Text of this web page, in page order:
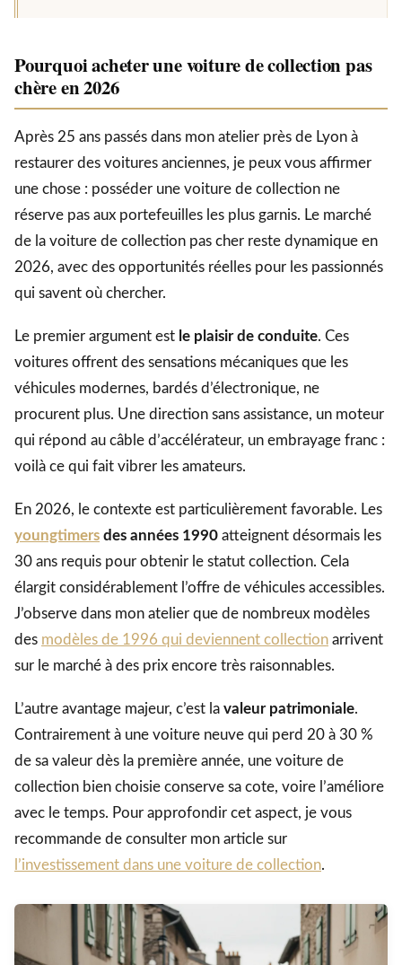
Pourquoi acheter une voiture de collection pas
chère en 2026
Après 25 ans passés dans mon atelier près de Lyon à
restaurer des voitures anciennes, je peux vous affirmer
une chose : posséder une voiture de collection ne
réserve pas aux portefeuilles les plus garnis. Le marché
de la voiture de collection pas cher reste dynamique en
2026, avec des opportunités réelles pour les passionnés
qui savent où chercher.
Le premier argument est le plaisir de conduite. Ces
voitures offrent des sensations mécaniques que les
véhicules modernes, bardés d’électronique, ne
procurent plus. Une direction sans assistance, un moteur
qui répond au câble d’accélérateur, un embrayage franc :
voilà ce qui fait vibrer les amateurs.
En 2026, le contexte est particulièrement favorable. Les
youngtimers des années 1990 atteignent désormais les
30 ans requis pour obtenir le statut collection. Cela
élargit considérablement l’offre de véhicules accessibles.
J’observe dans mon atelier que de nombreux modèles
des modèles de 1996 qui deviennent collection arrivent
sur le marché à des prix encore très raisonnables.
L’autre avantage majeur, c’est la valeur patrimoniale.
Contrairement à une voiture neuve qui perd 20 à 30 %
de sa valeur dès la première année, une voiture de
collection bien choisie conserve sa cote, voire l’améliore
avec le temps. Pour approfondir cet aspect, je vous
recommande de consulter mon article sur
l’investissement dans une voiture de collection.